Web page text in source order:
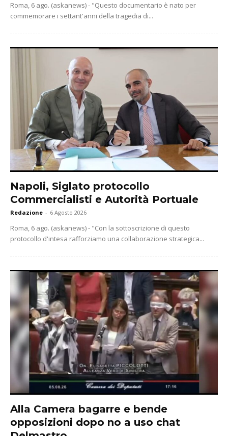
Roma, 6 ago. (askanews) - "Questo documentario è nato per
commemorare i settant'anni della tragedia di...
Napoli, Siglato protocollo
Commercialisti e Autorità Portuale
Redazione - 6 Agosto 2026
Roma, 6 ago. (askanews) - "Con la sottoscrizione di questo
protocollo d'intesa rafforziamo una collaborazione strategica...
Alla Camera bagarre e bende
opposizioni dopo no a uso chat